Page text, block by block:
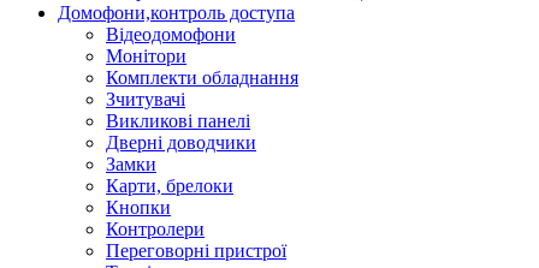
Домофони,контроль доступа
Відеодомофони
Монітори
Комплекти обладнання
Зчитувачі
Викликові панелі
Дверні доводчики
Замки
Карти, брелоки
Кнопки
Контролери
Переговорні пристрої